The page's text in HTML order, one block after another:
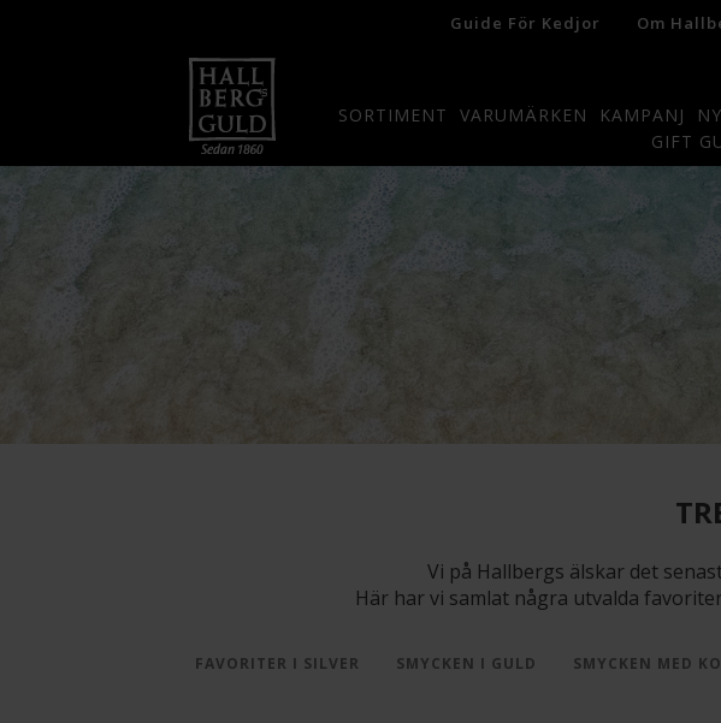
Guide För Kedjor Om
SORTIMENT VARUMÄRKEN KAMPANJ
GIFT
Vi på Hallbergs älskar det
Här har vi samlat några utvalda
FAVORITER I SILVER SMYCKEN I GULD SMYCKEN MED